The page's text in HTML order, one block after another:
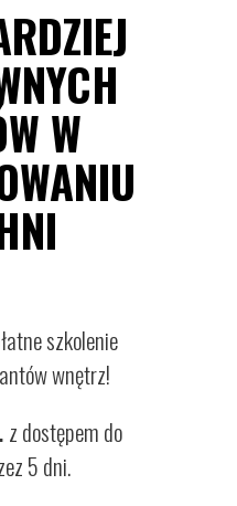
W
szkolenie
wnętrz!
z dostępem do
5 dni.